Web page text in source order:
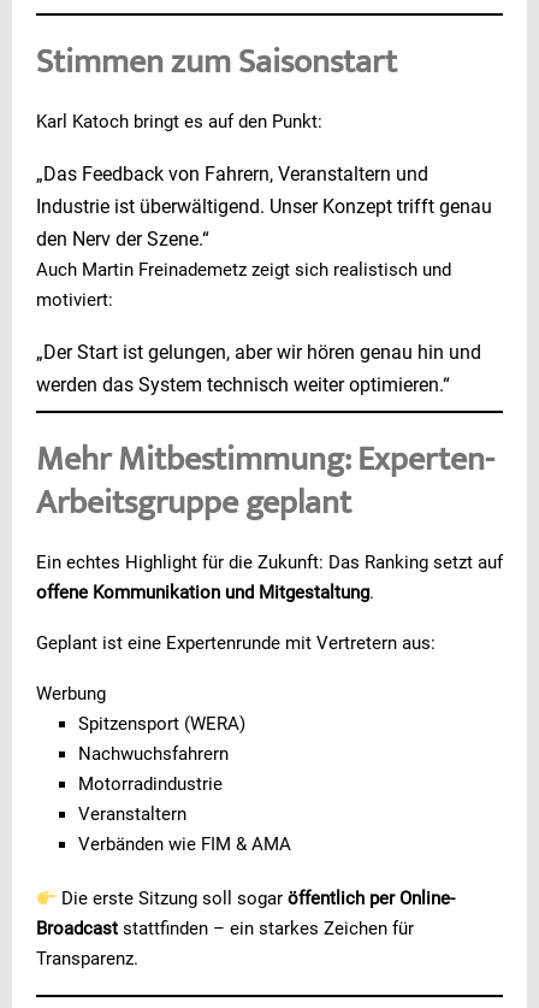
Stimmen zum Saisonstart
Karl Katoch bringt es auf den Punkt:
„Das Feedback von Fahrern, Veranstaltern und
Industrie ist überwältigend. Unser Konzept trifft genau
den Nerv der Szene.“
Auch Martin Freinademetz zeigt sich realistisch und
motiviert:
„Der Start ist gelungen, aber wir hören genau hin und
werden das System technisch weiter optimieren.“
Mehr Mitbestimmung: Experten-
Arbeitsgruppe geplant
Ein echtes Highlight für die Zukunft: Das Ranking setzt auf
offene Kommunikation und Mitgestaltung.
Geplant ist eine Expertenrunde mit Vertretern aus:
Werbung
Spitzensport (WERA)
Nachwuchsfahrern
Motorradindustrie
Veranstaltern
Verbänden wie FIM & AMA
Die erste Sitzung soll sogaröffentlich per Online-
Broadcast stattfinden – ein starkes Zeichen für
Transparenz.